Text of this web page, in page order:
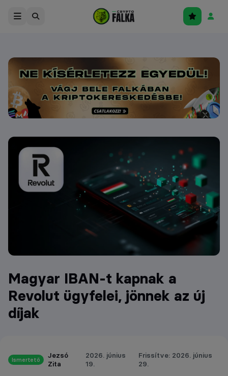
Magyar IBAN-t kapnak a
Revolut ügyfelei, jönnek az új
díjak
Ismertető
Jezsó
Zita
2026. június
19.
Frissítve: 2026. június
29.